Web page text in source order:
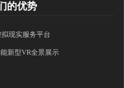
的优势
现实服务平台
新型VR全景展示